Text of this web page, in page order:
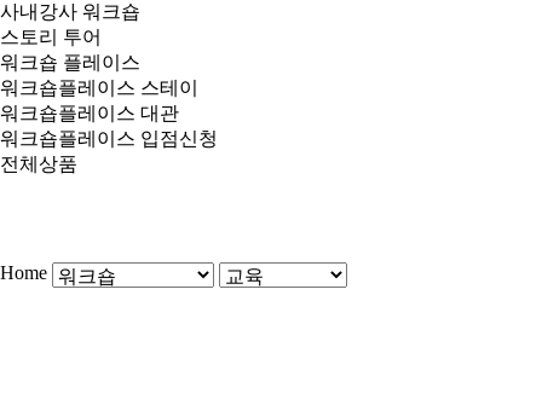
사내강사 워크숍
스토리 투어
워크숍 플레이스
워크숍플레이스 스테이
워크숍플레이스 대관
워크숍플레이스 입점신청
전체상품
Home